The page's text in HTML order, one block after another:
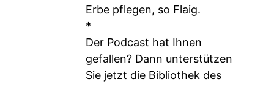
Erbe pflegen, so Flaig.
*
Der Podcast hat Ihnen
gefallen? Dann unterstützen
Sie jetzt die Bibliothek des